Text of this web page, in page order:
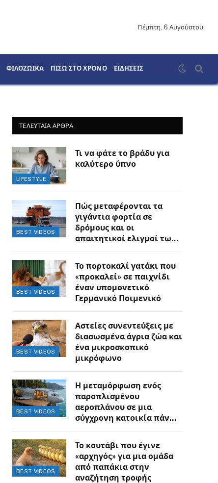
Πέμπτη, 6 Αυγούστου
ΦΙΛΟΖΩΙΚΑ ΠΙΣΩ ΣΤΟ ΧΡΟΝΟ ΕΙΔΗΣΕΙΣ
ΤΕΛΕΥΤΑΙΑ ΑΡΘΡΑ
LIFESTYLE
Τι να φάτε το βράδυ για
καλύτερο ύπνο
BEST VIDEOS
Πώς μεταφέρονται τα
γιγάντια φορτία σε
δρόμους και οι
απαιτητικοί ελιγμοί των
BEST VIDEOS
Το πορτοκαλί γατάκι που
«προκαλεί» σε παιχνίδι
έναν υπομονετικό
Γερμανικό Ποιμενικό
BEST VIDEOS
Αστείες συνεντεύξεις με
διασωσμένα άγρια ζώα και
ένα μικροσκοπικό
μικρόφωνο
BEST VIDEOS
Η μεταμόρφωση ενός
παροπλισμένου
αεροπλάνου σε μια
σύγχρονη κατοικία πάνω
BEST VIDEOS
Το κουτάβι που έγινε
«αρχηγός» για μια ομάδα
από παπάκια στην
αναζήτηση τροφής